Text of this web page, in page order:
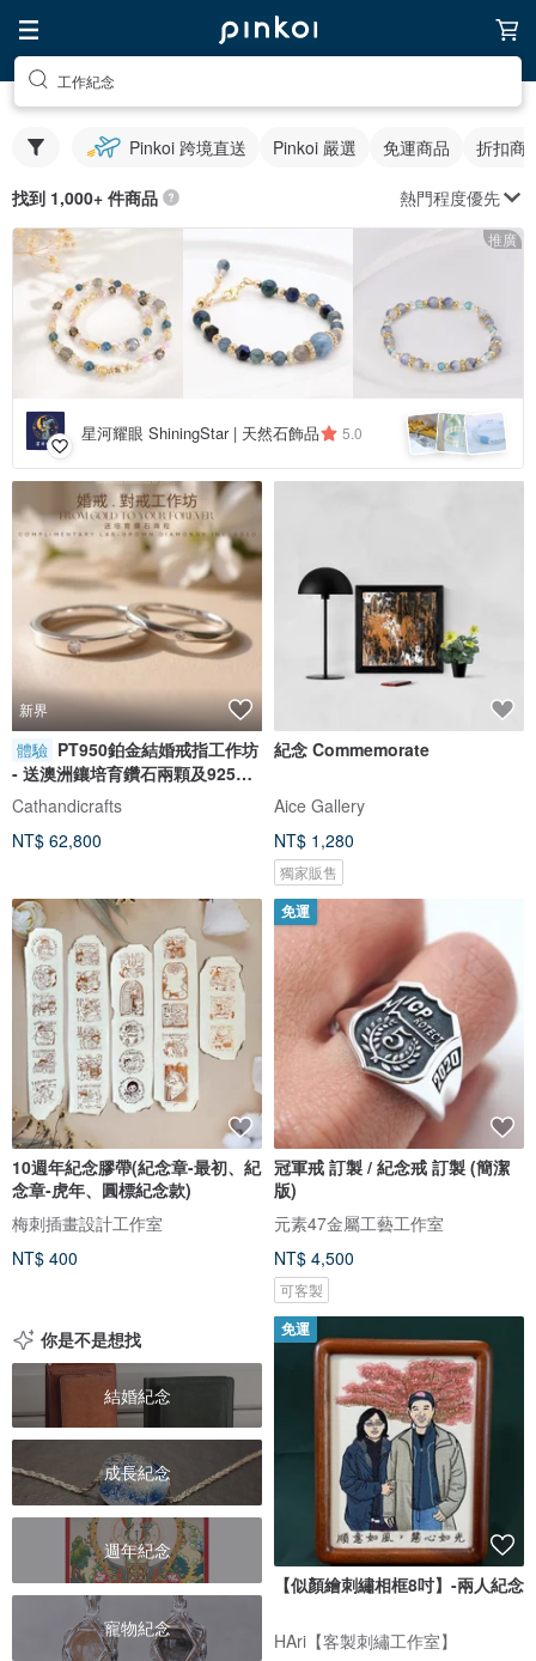
工作紀念
Pinkoi 跨境直送 Pinkoi 嚴選 免運商品 折扣商
找到 1,000+ 件商品 熱門程度優先
推廣
星河耀眼 ShiningStar | 天然石飾品 5.0
新界
體驗 PT950鉑金結婚戒指工作坊
- 送澳洲鑲培育鑽石兩顆及925銀
對戒
Cathandicrafts
NT$ 62,800
紀念 Commemorate
Aice Gallery
NT$ 1,280
獨家販售
10週年紀念膠帶(紀念章-最初、紀
念章-虎年、圓標紀念款)
梅刺插畫設計工作室
NT$ 400
免運
冠軍戒 訂製 / 紀念戒 訂製 (簡潔
版)
元素47金屬工藝工作室
NT$ 4,500
可客製
你是不是想找
結婚紀念
成長紀念
週年紀念
寵物紀念
免運
【似顏繪刺繡相框8吋】-兩人紀念
HAri【客製刺繡工作室】